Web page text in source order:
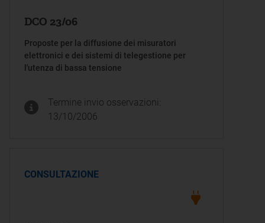
DCO 23/06
Proposte per la diffusione dei misuratori
elettronici e dei sistemi di telegestione per
l'utenza di bassa tensione
Termine invio osservazioni:
13/10/2006
CONSULTAZIONE